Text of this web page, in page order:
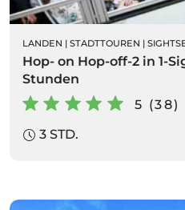
LANDEN | STADTTOUREN |
Hop- on Hop-off-2 in 1-
Stunden
5 (38)
3 STD.